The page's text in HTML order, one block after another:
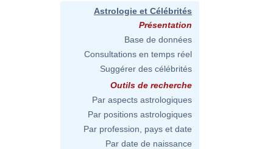
Astrologie et Célébrités
Présentation
Base de données
Consultations en temps réel
Suggérer des célébrités
Outils de recherche
Par aspects astrologiques
Par positions astrologiques
Par profession, pays et date
Par date de naissance